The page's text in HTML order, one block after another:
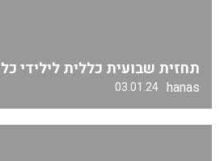
תחזית שבועית כללית לילידי
hanas
03.01.24